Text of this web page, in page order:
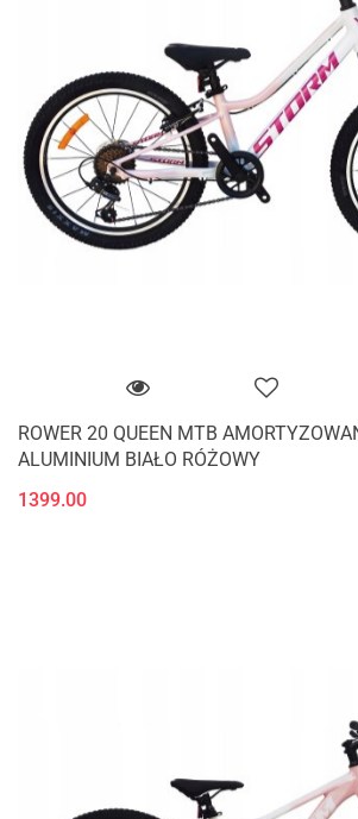
ROWER 20 QUEEN MTB
ALUMINIUM BIAŁO RÓŻOWY
1399.00